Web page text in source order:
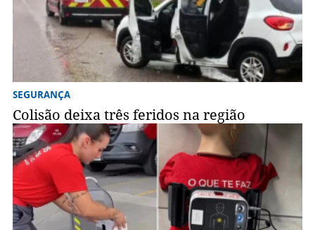
SEGURANÇA
Colisão deixa três feridos na região